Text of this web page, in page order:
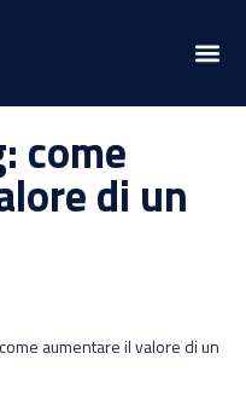
come
di un
aumentare il valore di un